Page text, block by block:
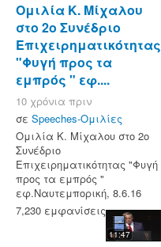
Ομιλία Κ. Μίχαλου
στο 2ο Συνέδριο
Επιχειρηματικότητας
"Φυγή προς τα
εμπρός " εφ....
10 χρόνια πριν
σε Speeches-Ομιλίες
Ομιλία Κ. Μίχαλου στο 2ο
Συνέδριο
Επιχειρηματικότητας "Φυγή
προς τα εμπρός "
εφ.Ναυτεμπορική, 8.6.16
7,230 εμφανίσεις
11:47